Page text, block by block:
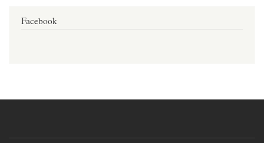
Facebook